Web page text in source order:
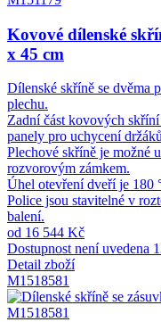
Kovové dílenské
x 45 cm
Dílenské skříně se dvěma
plechu.
Zadní část kovových
panely pro uchycení
Plechové skříně je možné
rozvorovým zámkem.
Úhel otevření dveří je 180
Police jsou stavitelné v
balení.
od 16 544 Kč
Dostupnost není uvedena
Detail zboží
M1518581
M1518581